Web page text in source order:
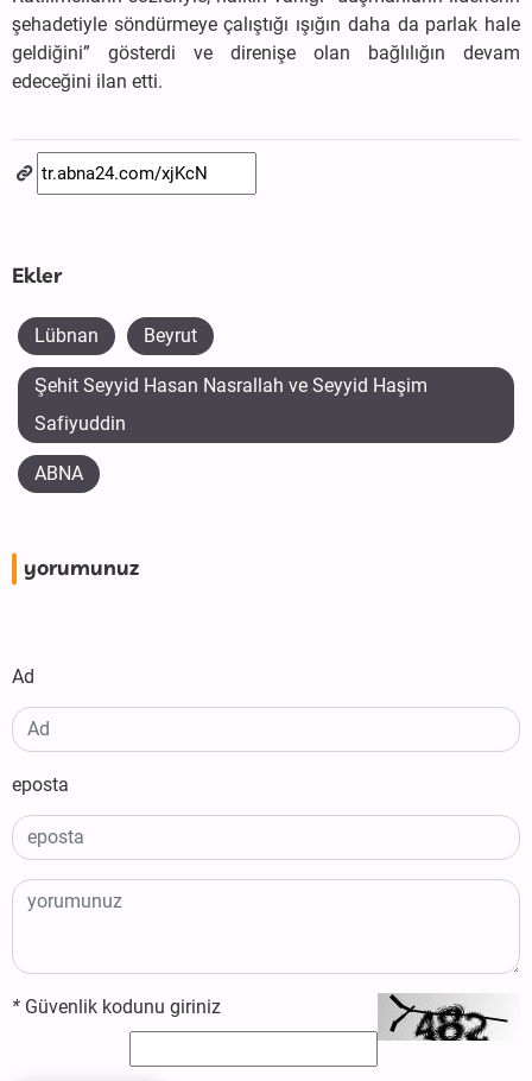
şehadetiyle söndürmeye çalıştığı ışığın daha da parlak hale
geldiğini” gösterdi ve direnişe olan bağlılığın devam
edeceğini ilan etti.
Ekler
Lübnan Beyrut
Şehit Seyyid Hasan Nasrallah ve Seyyid Haşim
Safiyuddin
ABNA
yorumunuz
Ad
eposta
* Güvenlik kodunu giriniz